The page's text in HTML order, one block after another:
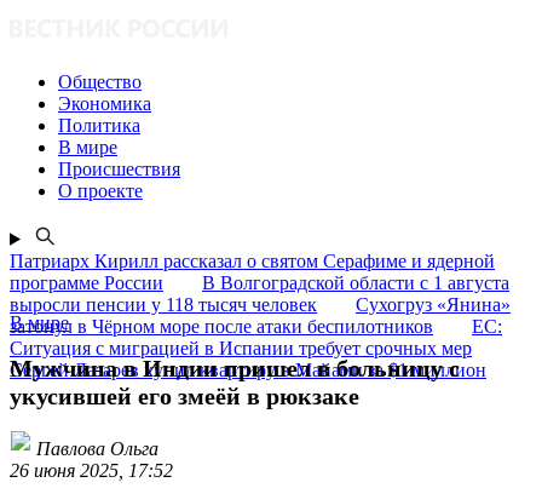
Общество
Экономика
Политика
В мире
Происшествия
О проекте
Патриарх Кирилл рассказал о святом Серафиме и ядерной
программе России
В Волгоградской области с 1 августа
выросли пенсии у 118 тысяч человек
Сухогруз «Янина»
затонул в Чёрном море после атаки беспилотников
ЕС:
Ситуация с миграцией в Испании требует срочных мер
Сергей Лазарев купил квартиру в Майами за $1 миллион
В мире
Мужчина в Индии пришел в больницу с
укусившей его змеёй в рюкзаке
Павлова Ольга
26 июня 2025, 17:52